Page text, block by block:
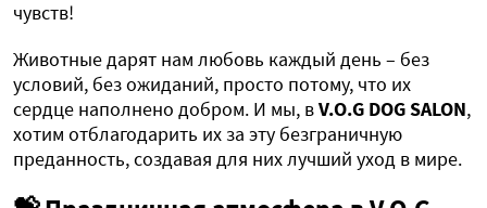
чувств!
Животные дарят нам любовь каждый день – без
условий, без ожиданий, просто потому, что их
сердце наполнено добром. И мы, вV.O.G DOG SALON,
хотим отблагодарить их за эту безграничную
преданность, создавая для них лучший уход в мире.